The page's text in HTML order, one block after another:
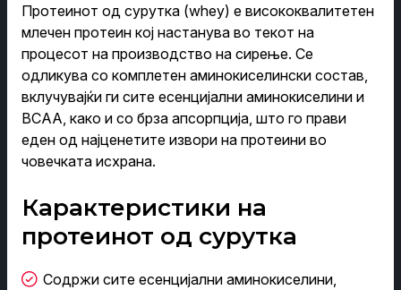
Протеинот од сурутка (whey) е висококвалитетен
млечен протеин кој настанува во текот на
процесот на производство на сирење. Се
одликува со комплетен аминокиселински состав,
вклучувајќи ги сите есенцијални аминокиселини и
BCAA, како и со брза апсорпција, што го прави
еден од најценетите извори на протеини во
човечката исхрана.
Карактеристики на
протеинот од сурутка
Содржи сите есенцијални аминокиселини,